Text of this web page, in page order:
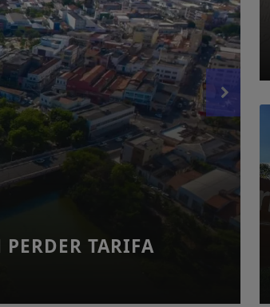
TARIFA